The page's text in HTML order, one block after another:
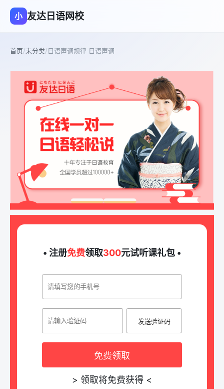
小 友达日语网校
首页/未分类/日语声调规律 日语声调
• 注册免费领取300元试听课礼包 •
发送验证码
免费领取
> 领取将免费获得 <